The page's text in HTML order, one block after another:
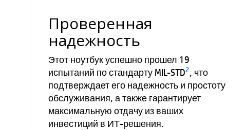
Проверенная
надежность
Этот ноутбук успешно прошел 19
испытаний по стандарту MIL-STD2, что
подтверждает его надежность и простоту
обслуживания, а также гарантирует
максимальную отдачу из ваших
инвестиций в ИТ-решения.